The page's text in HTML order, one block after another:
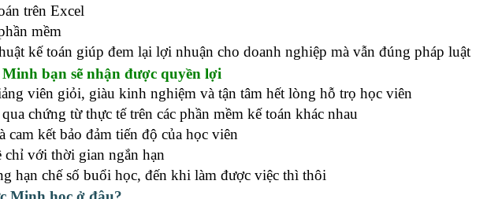
trên Excel
mềm
kế toán giúp đem lại lợi nhuận cho doanh nghiệp mà vẫn đúng pháp luật
bạn sẽ nhận được quyền lợi
viên giỏi, giàu kinh nghiệm và tận tâm hết lòng hỗ trọ học viên
chứng từ thực tế trên các phần mềm kế toán khác nhau
cam kết bảo đảm tiến độ của học viên
chỉ với thời gian ngắn hạn
hạn chế số buổi học, đến khi làm được việc thì thôi